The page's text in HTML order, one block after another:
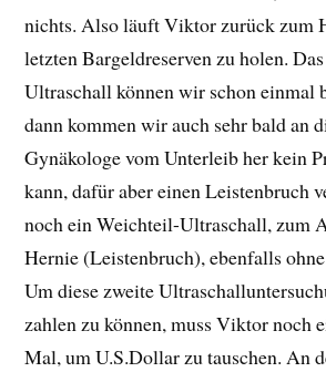
nichts. Also läuft Viktor zurück zum
letzten Bargeldreserven zu holen.
Ultraschall können wir schon einmal
dann kommen wir auch sehr bald an
Gynäkologe vom Unterleib her kein
kann, dafür aber einen Leistenbruch
noch ein Weichteil-Ultraschall, zum
Hernie (Leistenbruch), ebenfalls
Um diese zweite
zahlen zu können, muss Viktor noch
Mal, um U.S.Dollar zu tauschen. An